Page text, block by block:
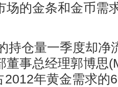
场的金条和金币需
持仓量一季度却净
董事总经理郭博思
2012年黄金需求的